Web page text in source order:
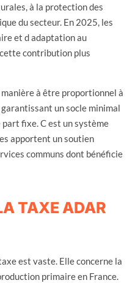
à la protection des
du secteur. En 2025, les
et d adaptation au
contribution plus
à être proportionnel à
un socle minimal
fixe. C est un système
apportent un soutien
communs dont bénéficie
TAXE ADAR
est vaste. Elle concerne la
primaire en France.